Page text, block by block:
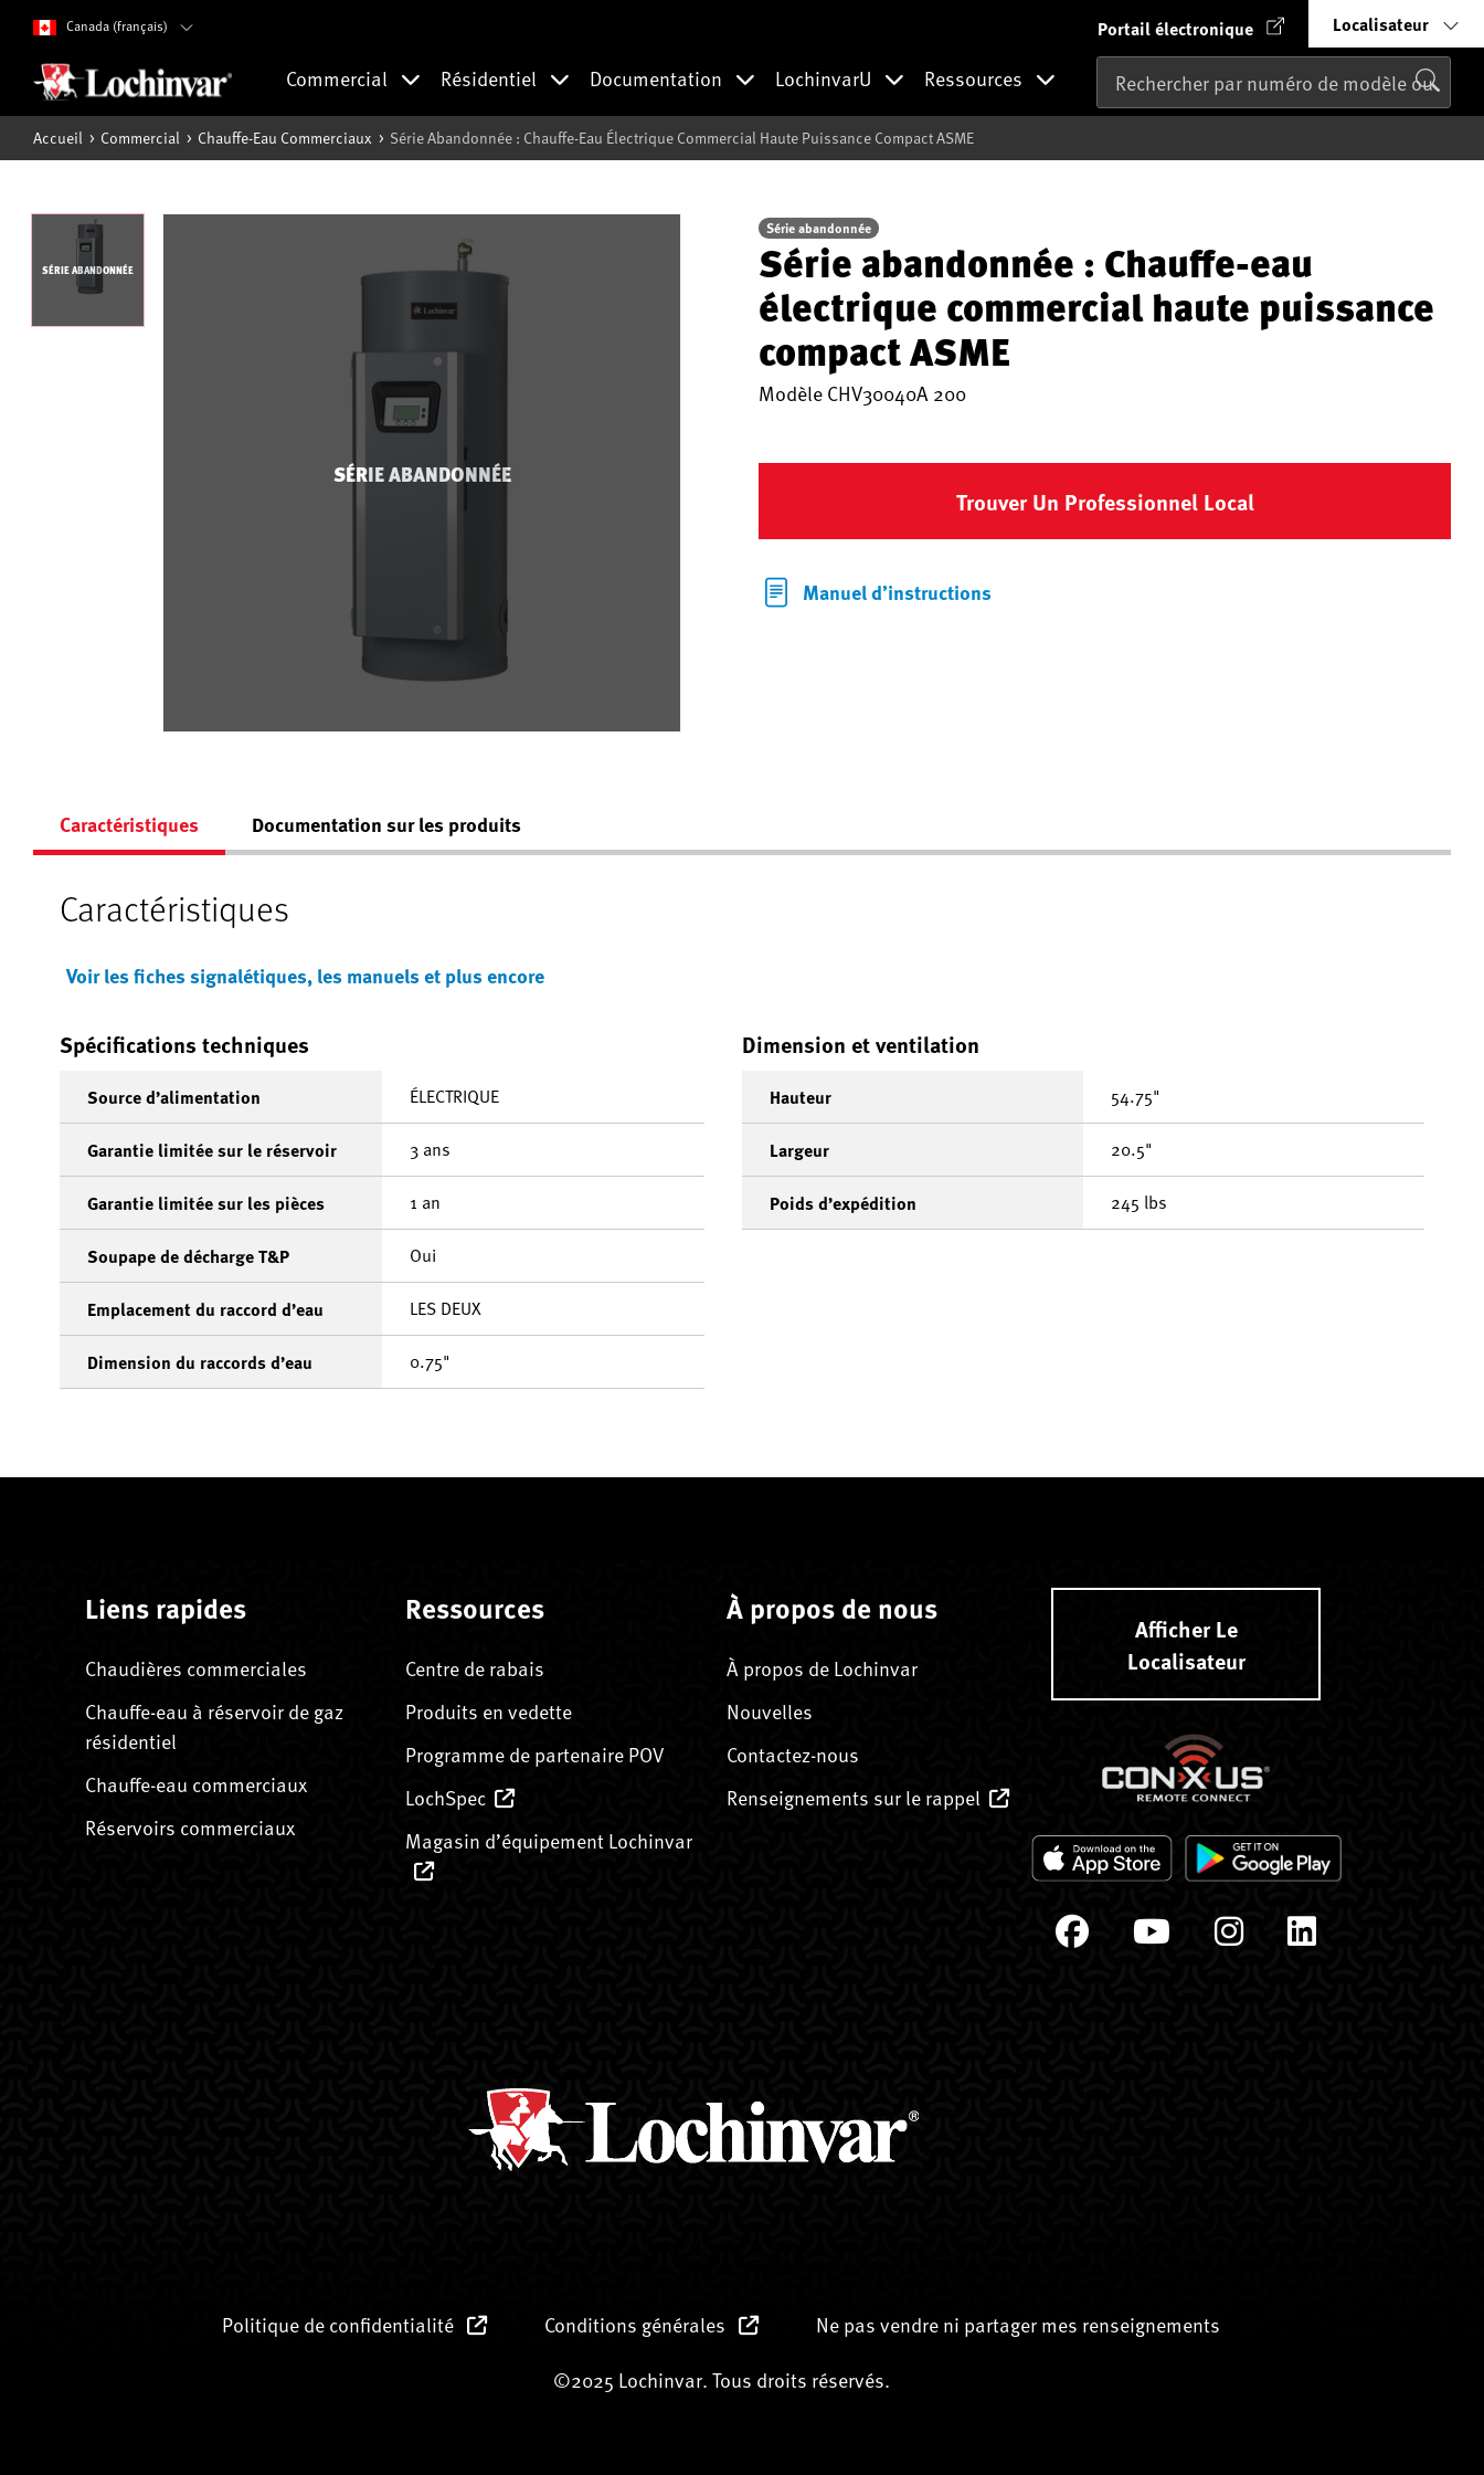
Canada (français) Portail électronique Localisateur
Commercial Résidentiel Documentation LochinvarU Ressources
Accueil Commercial Chauffe-Eau Commerciaux Série Abandonnée : Chauffe-Eau Électrique Commercial Haute Puissance Compact ASME
SÉRIE ABANDONNÉE
SÉRIE ABANDONNÉE
Série abandonnée
Série abandonnée : Chauffe-eau
électrique commercial haute puissance
compact ASME
ModèleCHV30040A 200
Trouver Un Professionnel Local
Manuel d’instructions
Caractéristiques Documentation sur les produits
Caractéristiques
Voir les fiches signalétiques, les manuels et plus encore
Spécifications techniques
Source d’alimentation ÉLECTRIQUE
Garantie limitée sur le réservoir 3 ans
Garantie limitée sur les pièces 1 an
Soupape de décharge T&P Oui
Emplacement du raccord d’eau LES DEUX
Dimension du raccords d’eau 0.75"
Dimension et ventilation
Hauteur 54.75"
Largeur 20.5"
Poids d’expédition 245 lbs
Liens rapides
Chaudières commerciales
Chauffe-eau à réservoir de gaz
résidentiel
Chauffe-eau commerciaux
Réservoirs commerciaux
Ressources
Centre de rabais
Produits en vedette
Programme de partenaire POV
LochSpec
Magasin d’équipement Lochinvar
À propos de nous
À propos de Lochinvar
Nouvelles
Contactez-nous
Renseignements sur le rappel
Afficher Le
Localisateur
Politique de confidentialité Conditions générales
Ne pas vendre ni partager mes renseignements
©2025 Lochinvar. Tous droits réservés.